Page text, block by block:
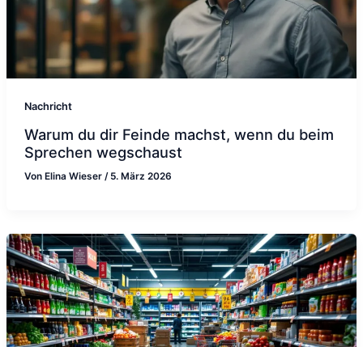
Nachricht
Warum du dir Feinde machst, wenn du beim
Sprechen wegschaust
Von Elina Wieser / 5. März 2026